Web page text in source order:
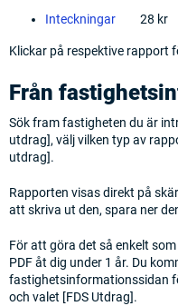
Inteckningar 28 kr
Klickar på respektive rapport
Från
Sök fram fastigheten du är
utdrag], välj vilken typ av
utdrag].
Rapporten visas direkt på
att skriva ut den, spara ner
För att göra det så enkelt
PDF åt dig under 1 år. Du
fastighetsinformationssidan
och valet [FDS Utdrag].